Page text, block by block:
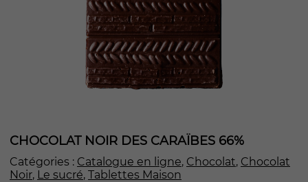
CHOCOLAT NOIR DES CARAÏBES 66%
Catégories : Catalogue en ligne, Chocolat, Chocolat
Noir, Le sucré, Tablettes Maison